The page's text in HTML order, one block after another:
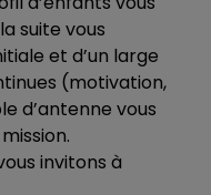
suite vous
et d’un large
(motivation,
d’antenne vous
invitons à